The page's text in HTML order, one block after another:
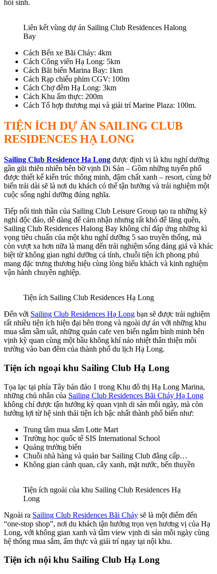
hồi sinh.
Liên kết vùng dự án Sailing Club Residences Halong
Bay
Cách Bến xe Bãi Cháy: 4km
Cách Công viên Hạ Long: 5km
Cách Bãi biển Marina Bay: 1km
Cách Rạp chiếu phim CGV: 100m
Cách Chợ đêm Hạ Long: 3km
Cách Khu ẩm thực: 200m
Cách Tổ hợp thương mại và giải trí Marine Plaza: 100m.
TIỆN ÍCH DỰ ÁN SAILING CLUB
RESIDENCES HẠ LONG
Sailing Club Residence Ha Long được định vị là khu nghỉ dưỡng
gần gũi thiên nhiên bên bờ vịnh Di Sản – Gồm những tuyến phố
được thiết kế kiến trúc thông minh, đậm chất xanh – resort, cùng bờ
biển trải dài sẽ là nơi du khách có thể tận hưởng và trải nghiệm một
cuộc sống nghỉ dưỡng đúng nghĩa.
Tiếp nối tinh thần của Sailing Club Leisure Group tạo ra những kỳ
nghỉ độc đáo, dễ dàng để cảm nhận nhưng rất khó để lãng quên,
Sailing Club Residences Halong Bay không chỉ đáp ứng những kì
vọng tiêu chuẩn của một khu nghỉ dưỡng 5 sao truyền thống, mà
còn vượt xa hơn nữa là mang đến trải nghiệm sống đáng giá và khác
biệt từ không gian nghỉ dưỡng cá tính, chuỗi tiện ích phong phú
mang đặc trưng thương hiệu cùng lòng hiếu khách và kinh nghiệm
vận hành chuyên nghiệp.
Tiện ích Sailing Club Residences Hạ Long
Đến với Sailing Club Residences Hạ Long bạn sẽ được trải nghiệm
rất nhiều tiện ích hiện đại bên trong và ngoài dự án với những khu
mua sắm sầm uất, những quán cafe ven biển ngắm bình minh bên
vịnh kỳ quan cùng một bầu không khí náo nhiệt thân thiện môi
trường vào ban đêm của thành phố du lịch Hạ Long.
Tiện ích ngoại khu Sailing Club Hạ Long
Tọa lạc tại phía Tây bán đảo 1 trong Khu đô thị Hạ Long Marina,
những chủ nhân của Sailing Club Residences Bãi Cháy Hạ Long
không chỉ được tận hưởng kỳ quan vịnh di sản mỗi ngày, mà còn
hưởng lợi từ hệ sinh thái tiện ích bậc nhất thành phố biển như:
Trung tâm mua sắm Lotte Mart
Trường học quốc tế SIS International School
Quảng trường biển
Chuỗi nhà hàng và quán bar Sailing Club đẳng cấp…
Không gian cảnh quan, cây xanh, mặt nước, bến thuyền
Tiện ích ngoài của khu Sailing Club Residences Hạ
Long
Ngoài ra Sailing Club Residences Bãi Cháy sẽ là một điểm đến
“one-stop shop”, nơi du khách tận hưởng trọn vẹn hương vị của Hạ
Long, với không gian xanh và tầm view vịnh di sản mỗi ngày cùng
hệ thống mua sắm, ẩm thực và giải trí ngay tại nội khu.
Tiện ích nội khu Sailing Club Hạ Long